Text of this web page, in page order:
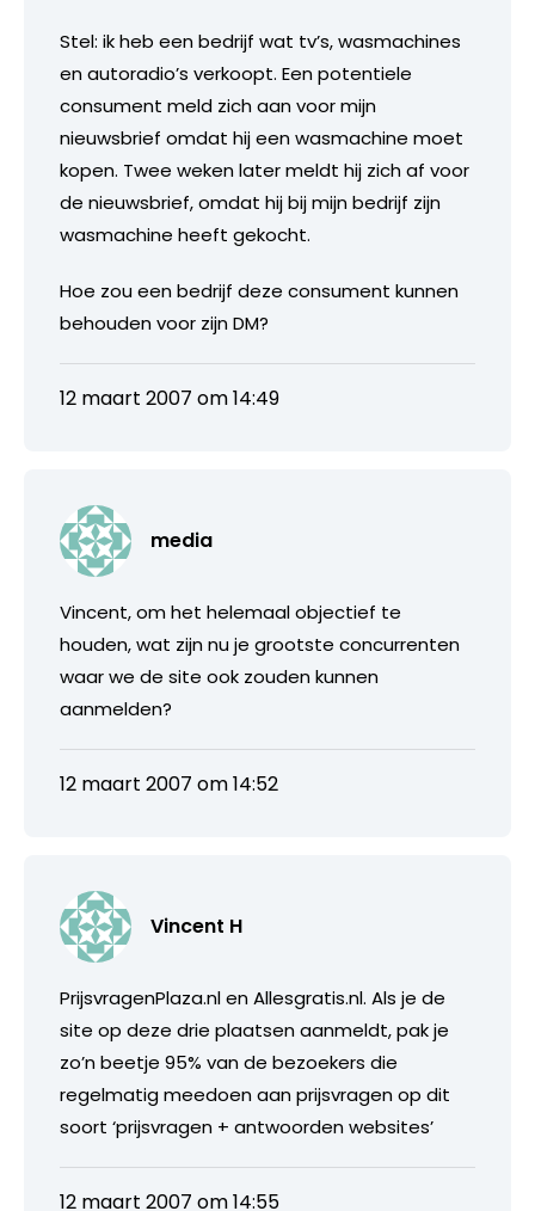
Stel: ik heb een bedrijf wat tv’s, wasmachines
en autoradio’s verkoopt. Een potentiele
consument meld zich aan voor mijn
nieuwsbrief omdat hij een wasmachine moet
kopen. Twee weken later meldt hij zich af voor
de nieuwsbrief, omdat hij bij mijn bedrijf zijn
wasmachine heeft gekocht.
Hoe zou een bedrijf deze consument kunnen
behouden voor zijn DM?
12 maart 2007 om 14:49
media
Vincent, om het helemaal objectief te
houden, wat zijn nu je grootste concurrenten
waar we de site ook zouden kunnen
aanmelden?
12 maart 2007 om 14:52
Vincent H
PrijsvragenPlaza.nl en Allesgratis.nl. Als je de
site op deze drie plaatsen aanmeldt, pak je
zo’n beetje 95% van de bezoekers die
regelmatig meedoen aan prijsvragen op dit
soort ‘prijsvragen + antwoorden websites’
12 maart 2007 om 14:55